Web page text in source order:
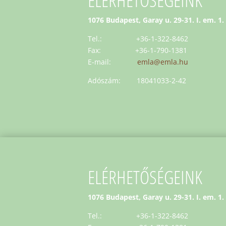
1076 Budapest, Garay u. 29-31. I. em. 1.
Tel.: +36-1-322-8462
Fax: +36-1-790-1381
E-mail:emla@emla.hu
Adószám: 18041033-2-42
ELÉRHETŐSÉGEINK
1076 Budapest, Garay u. 29-31. I. em. 1.
Tel.: +36-1-322-8462